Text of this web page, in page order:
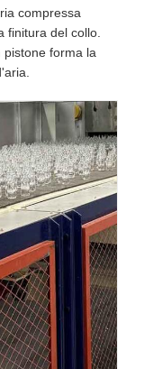
compressa
finitura del collo.
pistone forma la